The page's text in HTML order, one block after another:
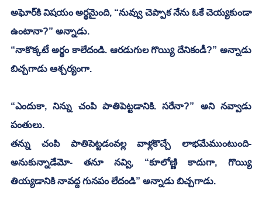
అఘోర్‌కి విషయం అర్థమైంది, “నువ్వు చెప్పాక నేను ఓకే చెయ్యకుండా
ఉంటానా?” అన్నాడు.
“నాకొక్కటే అర్థం కాలేదండి. ఆరడుగుల గొయ్యి దేనికండీ?” అన్నాడు
బిచ్చగాడు ఆశ్చర్యంగా.
“ఎందుకా, నిన్ను చంపి పాతిపెట్టడానికి. సరేనా?” అని నవ్వాడు
పంతులు.
తన్ను చంపి పాతిపెట్టడంవల్ల వాళ్లకొచ్చే లాభమేముంటుంది-
అనుకున్నాడేమో- తనూ నవ్వి, “కూలోణ్ణి కాదుగా, గొయ్యి
తియ్యడానికి నావద్ద గునపం లేదండి” అన్నాడు బిచ్చగాడు.